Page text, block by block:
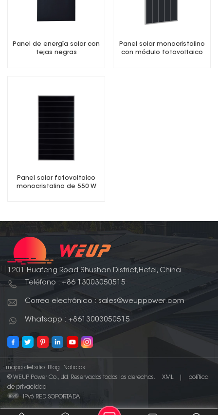
Panel de energía solar con
tejas negras
Panel solar monocristalino
con módulo fotovoltaico
Panel solar fotovoltaico
monocristalino de 550 W
1201 Huafeng Road Shushan District,Hefei, China
Teléfono : +86 13003050515
Correo electrónico : sales@weuppower.com
Whatsapp : +8613003050515
mapa del sitio Blog
Noticias
© WEUP Power Co., Ltd. Reservados todos los derechos.
XML
política
de privacidad
IPv6 RED SOPORTADA